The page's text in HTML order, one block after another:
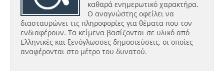
καθαρά ενημερωτικό χαρακτήρα.
Ο αναγνώστης οφείλει να
διασταυρώνει τις πληροφορίες για θέματα που τον
ενδιαφέρουν. Τα κείμενα βασίζονται σε υλικό από
Ελληνικές και ξενόγλωσσες δημοσιεύσεις, οι οποίες
αναφέρονται στο μέτρο του δυνατού.